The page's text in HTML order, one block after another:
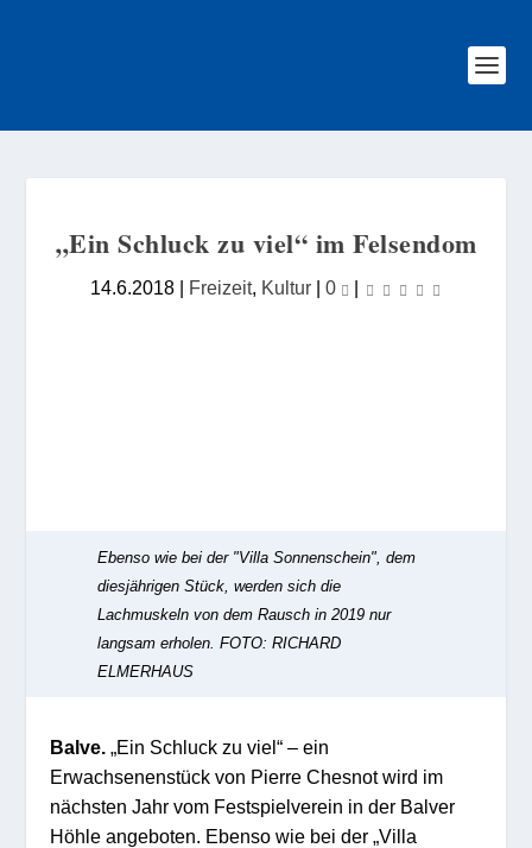
„Ein Schluck zu viel“ im Felsendom
14.6.2018 | Freizeit, Kultur | 0 |
Ebenso wie bei der "Villa Sonnenschein", dem
diesjährigen Stück, werden sich die
Lachmuskeln von dem Rausch in 2019 nur
langsam erholen. FOTO: RICHARD
ELMERHAUS
Balve. „Ein Schluck zu viel“ – ein
Erwachsenenstück von Pierre Chesnot wird im
nächsten Jahr vom Festspielverein in der Balver
Höhle angeboten. Ebenso wie bei der „Villa